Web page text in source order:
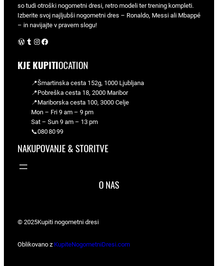
so tudi otroški nogometni dresi, retro modeli ter trening kompleti.
Izberite svoj najljubši nogometni dres – Ronaldo, Messi ali Mbappé
– in navijajte v pravem slogu!
WordPress Instagram Facebook
KJE KUPITIOCATION
📍Šmartinska cesta 152g, 1000 Ljubljana
📍Pobreška cesta 18, 2000 Maribor
📍Mariborska cesta 100, 3000 Celje
Mon – Fri 9 am – 9 pm
Sat – Sun 9 am – 13 pm
📞080 80 99
NAKUPOVANJE & STORITVE
O NAS
© 2025Kupiti nogometni dresi
Oblikovano z KupiteNogometniDresi.com